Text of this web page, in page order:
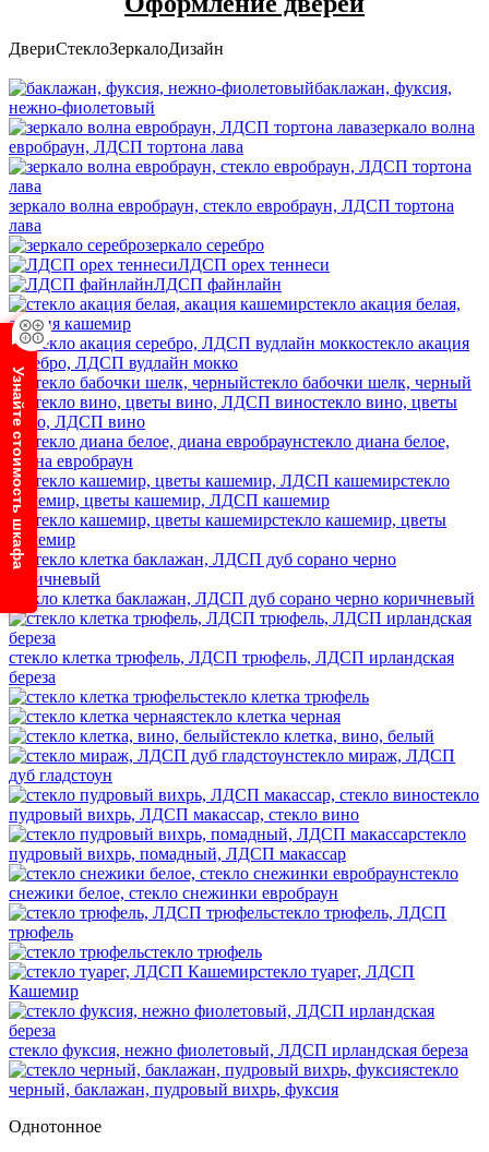
ДвериСтеклоЗеркалоДизайн
баклажан, фуксия,
нежно-фиолетовый
зеркало волна
евробраун, ЛДСП тортона лава
зеркало волна евробраун, стекло евробраун, ЛДСП тортона
лава
зеркало серебро
ЛДСП орех теннеси
ЛДСП файнлайн
стекло акация белая,
акация кашемир
стекло акация
серебро, ЛДСП вудлайн мокко
стекло бабочки шелк, черный
стекло вино, цветы
вино, ЛДСП вино
стекло диана белое,
диана евробраун
стекло
кашемир, цветы кашемир, ЛДСП кашемир
стекло кашемир, цветы
кашемир
стекло клетка баклажан, ЛДСП дуб сорано черно коричневый
стекло клетка трюфель, ЛДСП трюфель, ЛДСП ирландская
береза
стекло клетка трюфель
стекло клетка черная
стекло клетка, вино, белый
стекло мираж, ЛДСП
дуб гладстоун
стекло
пудровый вихрь, ЛДСП макассар, стекло вино
стекло
пудровый вихрь, помадный, ЛДСП макассар
стекло
снежики белое, стекло снежинки евробраун
стекло трюфель, ЛДСП
трюфель
стекло трюфель
стекло туарег, ЛДСП
Кашемир
стекло фуксия, нежно фиолетовый, ЛДСП ирландская береза
стекло
черный, баклажан, пудровый вихрь, фуксия
Однотонное
Узнайте стоимость шкафа